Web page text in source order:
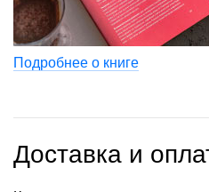
Подробнее о книге
Доставка и